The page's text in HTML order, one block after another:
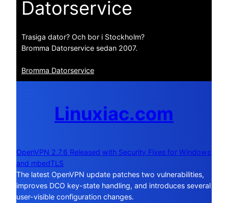
Datorservice
Trasiga dator? Och bor i Stockholm?
Bromma Datorservice sedan 2007.
Bromma Datorservice
Linuxiac.com
OpenVPN 2.7.6 Released with Security Fixes for Windows
and mbedTLS
The latest OpenVPN update patches two vulnerabilities,
improves DCO key-state handling, and introduces several
user-visible configuration changes.